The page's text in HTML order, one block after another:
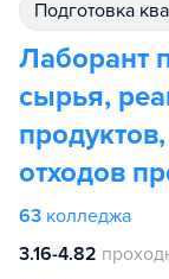
подготовка
Лаборант
сырья,
отходов
63 колледжа
3.16-4.82